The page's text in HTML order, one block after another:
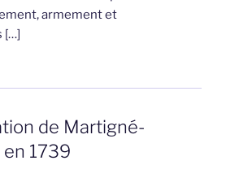
armement et
[…]
de Martigné-
en 1739